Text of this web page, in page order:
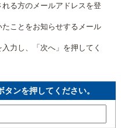
る方のメールアドレスを登
ことをお知らせするメール
力し、「次へ」を押してく
ンを押してください。